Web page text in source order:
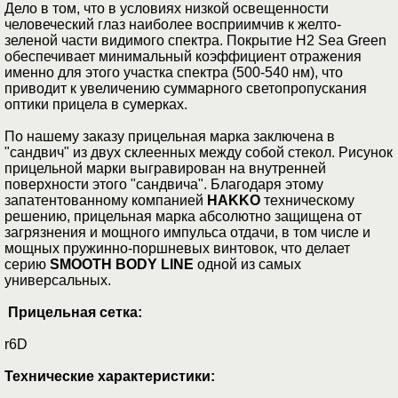
Дело в том, что в условиях низкой освещенности
человеческий глаз наиболее восприимчив к желто-
зеленой части видимого спектра. Покрытие H2 Sea Green
обеспечивает минимальный коэффициент отражения
именно для этого участка спектра (500-540 нм), что
приводит к увеличению суммарного светопропускания
оптики прицела в сумерках.
По нашему заказу прицельная марка заключена в
"сандвич" из двух склеенных между собой стекол. Рисунок
прицельной марки выгравирован на внутренней
поверхности этого "сандвича". Благодаря этому
запатентованному компанией HAKKO техническому
решению, прицельная марка абсолютно защищена от
загрязнения и мощного импульса отдачи, в том числе и
мощных пружинно-поршневых винтовок, что делает
серию SMOOTH BODY LINE одной из самых
универсальных.
Прицельная сетка:
r6D
Технические характеристики: